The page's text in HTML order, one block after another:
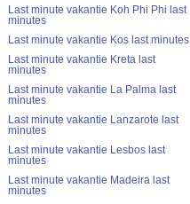
Last minute vakantie Koh Phi Phi last
minutes
Last minute vakantie Kos last minutes
Last minute vakantie Kreta last
minutes
Last minute vakantie La Palma last
minutes
Last minute vakantie Lanzarote last
minutes
Last minute vakantie Lesbos last
minutes
Last minute vakantie Madeira last
minutes